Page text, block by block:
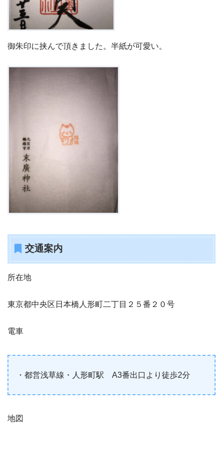
御朱印に挟んで頂きました。半紙が可愛い。
交通案内
所在地
東京都中央区日本橋人形町二丁目２５番２０号
電車
・都営浅草線・人形町駅 A3番出口より徒歩2分
地図